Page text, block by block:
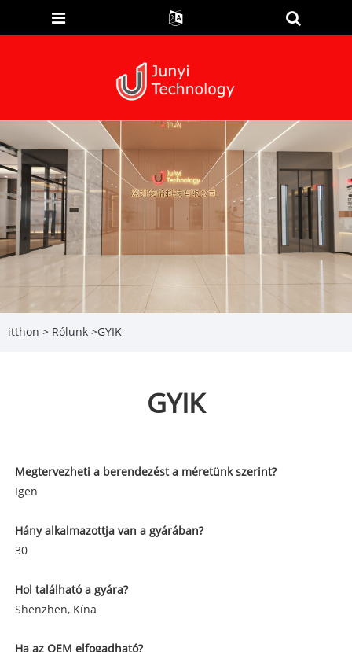
itthon > Rólunk >GYIK
GYIK
Megtervezheti a berendezést a méretünk szerint?
Igen
Hány alkalmazottja van a gyárában?
30
Hol található a gyára?
Shenzhen, Kína
Ha az OEM elfogadható?